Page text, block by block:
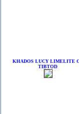
KHADOS LUCY LIMELITE
TIBTOD